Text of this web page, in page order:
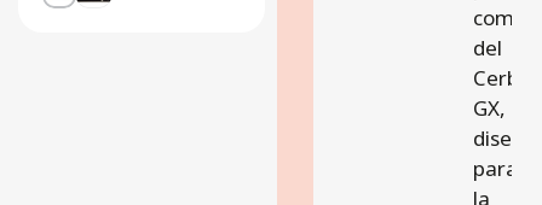
del
Cerbo
GX,
para
la